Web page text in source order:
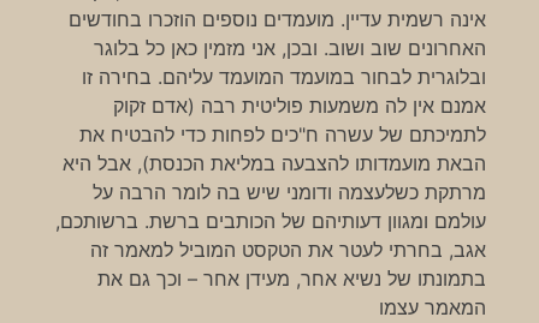
אינה רשמית עדיין. מועמדים נוספים הוזכרו בחודשים
האחרונים שוב ושוב. ובכן, אני מזמין כאן כל בלוגר
ובלוגרית לבחור במועמד המועמד עליהם. בחירה זו
אמנם אין לה משמעות פוליטית רבה (אדם זקוק
לתמיכתם של עשרה ח"כים לפחות כדי להבטיח את
הבאת מועמדותו להצבעה במליאת הכנסת), אבל היא
מרתקת כשלעצמה ודומני שיש בה לומר הרבה על
עולמם ומגוון דעותיהם של הכותבים ברשת. ברשותכם,
אגב, בחרתי לעטר את הטקסט המוביל למאמר זה
בתמונתו של נשיא אחר, מעידן אחר – וכך גם את
המאמר עצמו